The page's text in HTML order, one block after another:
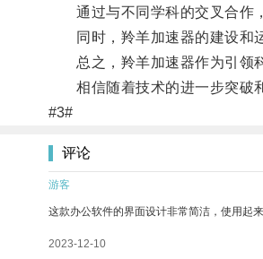
通过与不同学科的交叉合作，
同时，羚羊加速器的建设和运
总之，羚羊加速器作为引领科
相信随着技术的进一步突破和
#3#
评论
游客
这款办公软件的界面设计非常简洁，使用起
2023-12-10